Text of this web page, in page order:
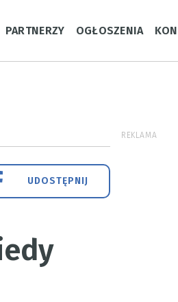
PARTNERZY OGŁOSZENIA
UDOSTĘPNIJ
REKLAMA